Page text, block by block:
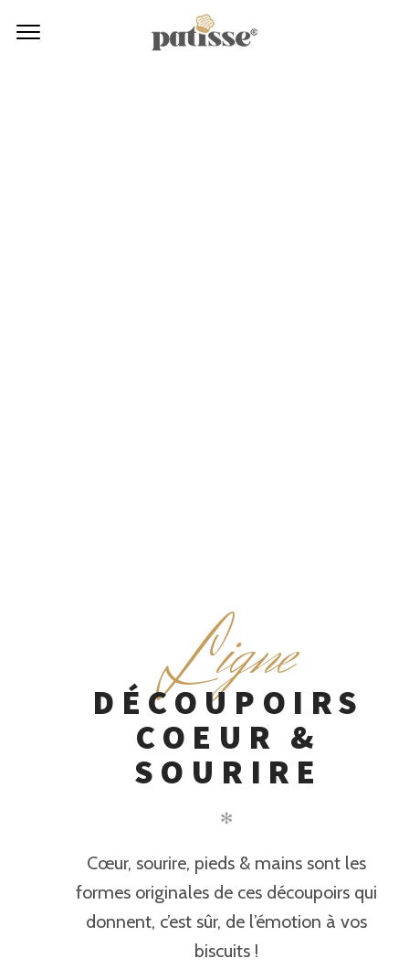
L
igne
DÉCOUPOIRS
COEUR &
SOURIRE
✻
Cœur, sourire, pieds & mains sont les
formes originales de ces découpoirs qui
donnent, c’est sûr, de l’émotion à vos
biscuits !